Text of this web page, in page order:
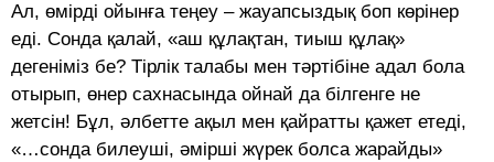
Ал, өмірді ойынға теңеу – жауапсыздық боп көрінер
еді. Сонда қалай, «аш құлақтан, тиыш құлақ»
дегеніміз бе? Тірлік талабы мен тәртібіне адал бола
отырып, өнер сахнасында ойнай да білгенге не
жетсін! Бұл, әлбетте ақыл мен қайратты қажет етеді,
«…сонда билеуші, әмірші жүрек болса жарайды»